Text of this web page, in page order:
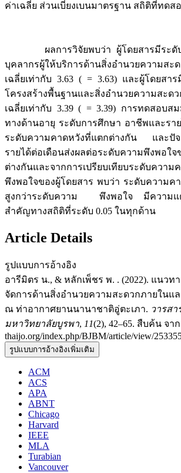
ค่าเฉลี่ย ส่วนเบี่ยงเบนมาตรฐาน สถิติที่ทดสอ
ผลการวิจัยพบว่า ผู้โดยสารมีระดับ
บุคลากรผู้ให้บริการด้านสิ่งอำนวยความส
เฉลี่ยเท่ากับ 3.63 ( = 3.63) และผู้โดยสา
โครงสร้างพื้นฐานและสิ่งอำนวยความส
เฉลี่ยเท่ากับ 3.39 ( = 3.39) การทดสอบส
ทางด้านอายุ ระดับการศึกษา อาชีพและรา
ระดับความคาดหวังที่แตกต่างกัน และปัจ
รายได้ต่อเดือนส่งผลต่อระดับความพึงพอใจ
ต่างกันและจากการเปรียบเทียบระดับความ
พึงพอใจของผู้โดยสาร พบว่า ระดับความค
สูงกว่าระดับความ พึงพอใจ มีความแต
สำคัญทางสถิติที่ระดับ 0.05 ในทุกด้าน
Article Details
รูปแบบการอ้างอิง
อารีมิตร น., & หลักเพ็ชร พ. . (2022). แนวท
จัดการด้านสิ่งอำนวยความสะดวกภายในแ
ณ ท่าอากาศยานนานาชาติอู่ตะเภา. วารสา
มหาวิทยาลัยบูรพา, 11(2), 42–65. สืบค้น จาก
thaijo.org/index.php/BJBM/article/view/
รูปแบบการอ้างอิงเพิ่มเติม
ACM
ACS
APA
ABNT
Chicago
Harvard
IEEE
MLA
Turabian
Vancouver